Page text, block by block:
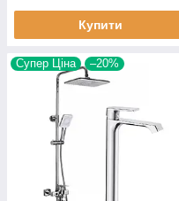
Купити
Супер Ціна –20%